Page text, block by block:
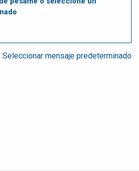
Seleccionar mensaje predeterminado